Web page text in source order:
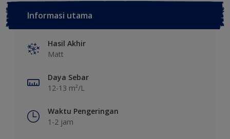
Informasi utama
Hasil Akhir
Matt
Daya Sebar
12-13 m²/L
Waktu Pengeringan
1-2 jam